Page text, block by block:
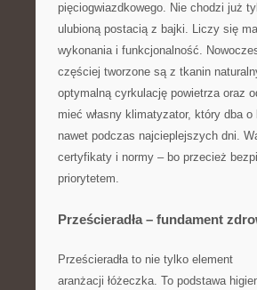
pięciogwiazdkowego. Nie chodzi już
ulubioną postacią z bajki. Liczy się
wykonania i funkcjonalność.
częściej tworzone są z tkanin
optymalną cyrkulację powietrza oraz
mieć własny klimatyzator, który dba
nawet podczas najcieplejszych dni.
certyfikaty i normy – bo przecież
priorytetem.
Prześcieradła – fundament
Prześcieradła to nie tylko element
aranżacji łóżeczka. To podstawa